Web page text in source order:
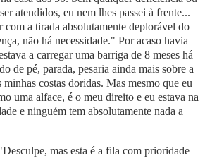
atendidos, eu nem lhes passei à frente...
a tirada absolutamente deplorável do
não há necessidade." Por acaso havia
a carregar uma barriga de 8 meses há
de pé, parada, pesaria ainda mais sobre a
costas doridas. Mas mesmo que eu
uma alface, é o meu direito e eu estava na
e ninguém tem absolutamente nada a
mas esta é a fila com prioridade